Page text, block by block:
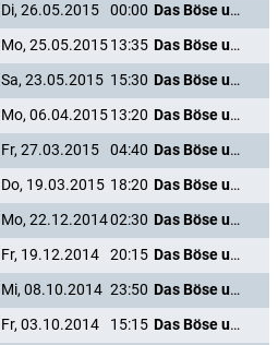
Di, 26.05.2015 00:00
Das Böse unter der Sonne
Mo, 25.05.201513:35
Das Böse unter der Sonne
Sa, 23.05.2015 15:30
Das Böse unter der Sonne
Mo, 06.04.201513:20
Das Böse unter der Sonne
Fr, 27.03.2015 04:40
Das Böse unter der Sonne
Do, 19.03.2015 18:20
Das Böse unter der Sonne
Mo, 22.12.201402:30
Das Böse unter der Sonne
Fr, 19.12.2014 20:15
Das Böse unter der Sonne
Mi, 08.10.2014 23:50
Das Böse unter der Sonne
Fr, 03.10.2014 15:15
Das Böse unter der Sonne